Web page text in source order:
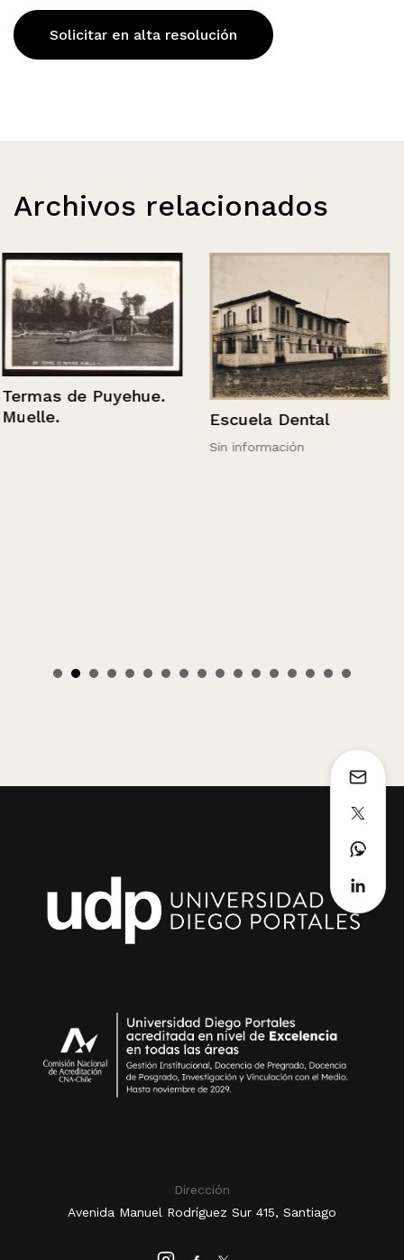
Solicitar en alta resolución
Archivos relacionados
Termas de Puyehue.
Muelle.
Escuela Dental
Sin información
Dirección
Avenida Manuel Rodríguez Sur 415, Santiago